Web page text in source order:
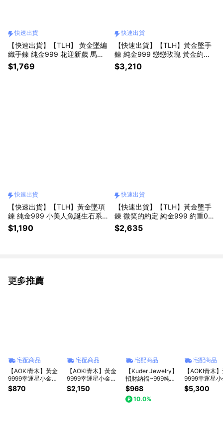
快速出貨
【快速出貨】【TLH】 黃金墜編
織手鍊 純金999 花迎新歲 馬上
開運 約重0.04錢±0.01 (馬年 母
親節 送禮)
$1,769
快速出貨
【快速出貨】【TLH】黃金墜手
鍊 純金999 戀戀玫瑰 黃金約重
0.09錢±0.01 附贈專屬禮盒包裝
(純金999 情人節)
$3,210
快速出貨
【快速出貨】【TLH】黃金墜項
鍊 純金999 小美人魚誕生石系
列 約重0.02錢±0.01(母親節 生
日 情人節 )
$1,190
快速出貨
【快速出貨】【TLH】黃金墜手
鍊 微笑的約定 純金999 約重0.0
7錢±0.01 ( 生日禮 情人 交換禮
物)
$2,635
更多推薦
看更多
宅配商品
【AOKI青木】黃金
9999幸運星小金豆
0.03錢 約重3厘±1
厘
$870
宅配商品
【AOKI青木】黃金
9999幸運星小金豆
0.1錢
$2,150
宅配商品
【Kuder Jewelry】
招財納福~999純金
黃金金元寶集富罐~
買任1組送1條小金馬
項鍊
$968
10.0%
宅配商品
【AOKI青木
9999幸運星小
克 1g
$5,300